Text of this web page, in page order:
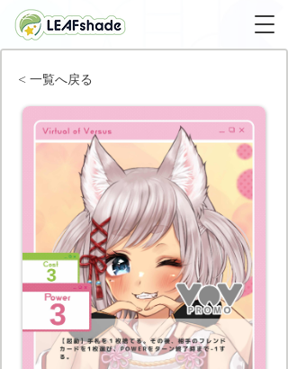
< 一覧へ戻る